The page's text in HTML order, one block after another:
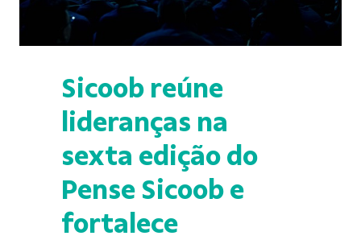
Sicoob reúne
lideranças na
sexta edição do
Pense Sicoob e
fortalece